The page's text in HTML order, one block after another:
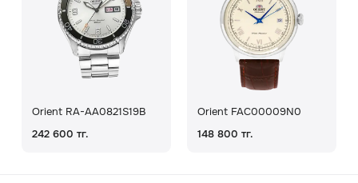
Orient RA-AA0821S19B
242 600 тг.
Orient FAC00009N0
148 800 тг.